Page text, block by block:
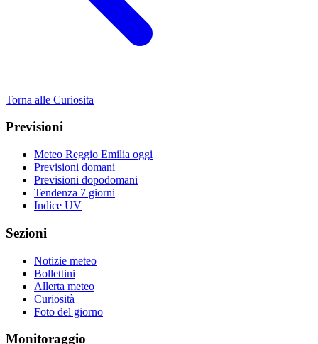
Torna alle Curiosita
Previsioni
Meteo Reggio Emilia oggi
Previsioni domani
Previsioni dopodomani
Tendenza 7 giorni
Indice UV
Sezioni
Notizie meteo
Bollettini
Allerta meteo
Curiosità
Foto del giorno
Monitoraggio